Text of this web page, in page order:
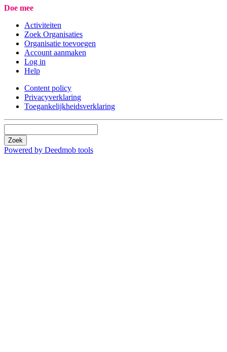
Doe mee
Activiteiten
Zoek Organisaties
Organisatie toevoegen
Account aanmaken
Log in
Help
Content policy
Privacyverklaring
Toegankelijkheidsverklaring
Zoek
Powered by Deedmob tools